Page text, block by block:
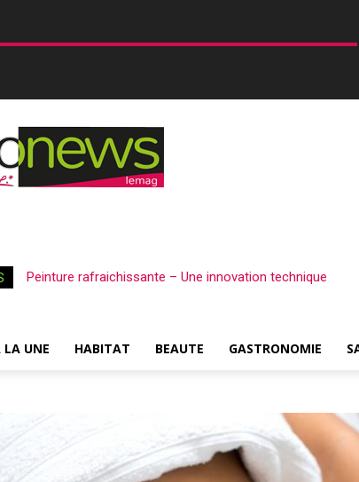
Peinture rafraichissante – Une innovation technique
LA UNE HABITAT BEAUTE GASTRONOMIE